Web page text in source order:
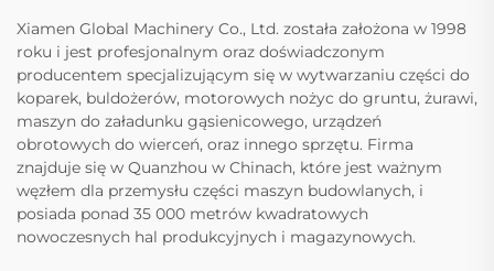
Xiamen Global Machinery Co., Ltd. została założona w 1998
roku i jest profesjonalnym oraz doświadczonym
producentem specjalizującym się w wytwarzaniu części do
koparek, buldożerów, motorowych nożyc do gruntu, żurawi,
maszyn do załadunku gąsienicowego, urządzeń
obrotowych do wierceń, oraz innego sprzętu. Firma
znajduje się w Quanzhou w Chinach, które jest ważnym
węzłem dla przemysłu części maszyn budowlanych, i
posiada ponad 35 000 metrów kwadratowych
nowoczesnych hal produkcyjnych i magazynowych.